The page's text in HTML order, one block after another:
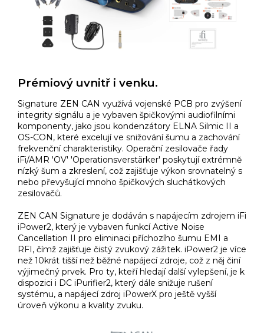
Prémiový uvnitř i venku.
Signature ZEN CAN využívá vojenské PCB pro zvýšení
integrity signálu a je vybaven špičkovými audiofilními
komponenty, jako jsou kondenzátory ELNA Silmic II a
OS-CON, které excelují ve snižování šumu a zachování
frekvenční charakteristiky. Operační zesilovače řady
iFi/AMR 'OV' 'Operationsverstärker' poskytují extrémně
nízký šum a zkreslení, což zajišťuje výkon srovnatelný s
nebo převyšující mnoho špičkových sluchátkových
zesilovačů.
ZEN CAN Signature je dodáván s napájecím zdrojem iFi
iPower2, který je vybaven funkcí Active Noise
Cancellation II pro eliminaci příchozího šumu EMI a
RFI, čímž zajišťuje čistý zvukový zážitek. iPower2 je více
než 10krát tišší než běžné napájecí zdroje, což z něj činí
výjimečný prvek. Pro ty, kteří hledají další vylepšení, je k
dispozici i DC iPurifier2, který dále snižuje rušení
systému, a napájecí zdroj iPowerX pro ještě vyšší
úroveň výkonu a kvality zvuku.